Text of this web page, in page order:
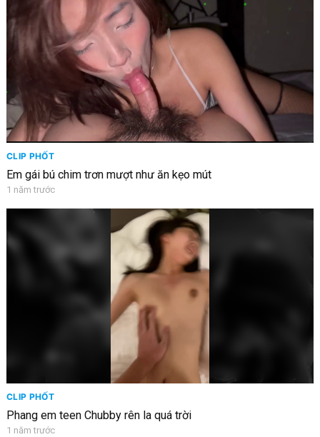
CLIP PHỐT
Em gái bú chim trơn mượt như ăn kẹo mút
1 năm trước
CLIP PHỐT
Phang em teen Chubby rên la quá trời
1 năm trước